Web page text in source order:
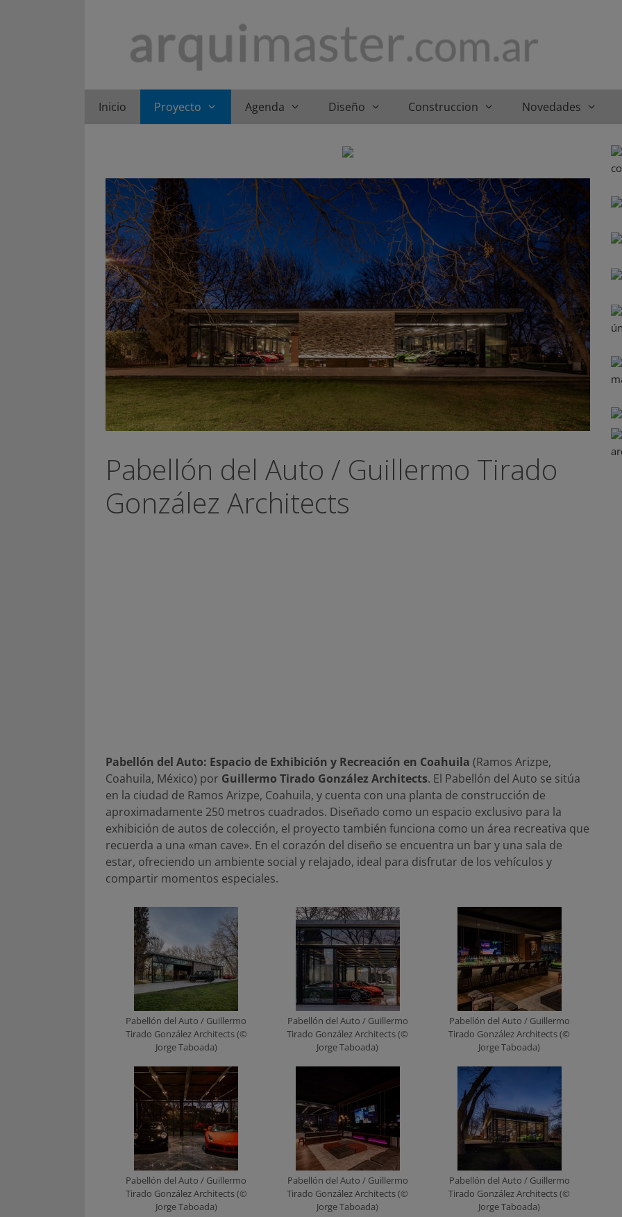
Inicio Proyecto Agenda Diseño Construccion Novedades
Pabellón del Auto / Guillermo Tirado
González Architects
Pabellón del Auto: Espacio de Exhibición y Recreación en Coahuila (Ramos Arizpe,
Coahuila, México) por Guillermo Tirado González Architects. El Pabellón del Auto se sitúa
en la ciudad de Ramos Arizpe, Coahuila, y cuenta con una planta de construcción de
aproximadamente 250 metros cuadrados. Diseñado como un espacio exclusivo para la
exhibición de autos de colección, el proyecto también funciona como un área recreativa que
recuerda a una «man cave». En el corazón del diseño se encuentra un bar y una sala de
estar, ofreciendo un ambiente social y relajado, ideal para disfrutar de los vehículos y
compartir momentos especiales.
Pabellón del Auto / Guillermo
Tirado González Architects (©
Jorge Taboada)
Pabellón del Auto / Guillermo
Tirado González Architects (©
Jorge Taboada)
Pabellón del Auto / Guillermo
Tirado González Architects (©
Jorge Taboada)
Pabellón del Auto / Guillermo
Tirado González Architects (©
Jorge Taboada)
Pabellón del Auto / Guillermo
Tirado González Architects (©
Jorge Taboada)
Pabellón del Auto / Guillermo
Tirado González Architects (©
Jorge Taboada)